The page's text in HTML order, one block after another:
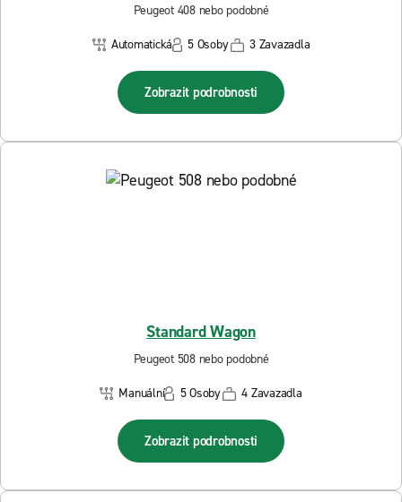
Peugeot 408 nebo podobné
Automatická
5 Osoby 3 Zavazadla
Zobrazit podrobnosti
Standard Wagon
Peugeot 508 nebo podobné
Manuální
5 Osoby 4 Zavazadla
Zobrazit podrobnosti